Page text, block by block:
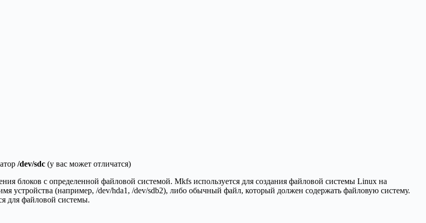
/dev/sdc (у вас может отличатся)
блоков с определенной файловой системой. Mkfs используется для создания файловой системы Linux на
устройства (например, /dev/hda1, /dev/sdb2), либо обычный файл, который должен содержать файловую систему.
для файловой системы.